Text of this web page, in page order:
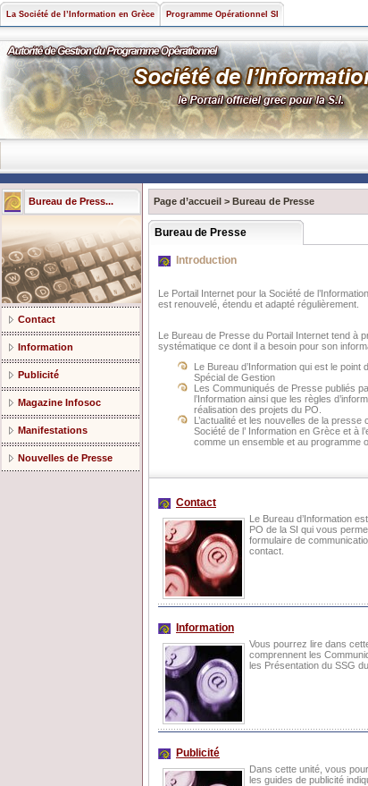
La Société de l’Information en Grèce Programme Opérationnel SI
Bureau de Press...
Contact
Information
Publicité
Magazine Infosoc
Manifestations
Nouvelles de Presse
Page d’accueil > Bureau de Presse
Bureau de Presse
Introduction
Le Portail Internet pour la Société de
est renouvelé, étendu et adapté régulièrement.
Le Bureau de Presse du Portail Internet tend à
systématique ce dont il a besoin pour son
Le Bureau d’Information qui est le
Spécial de Gestion
Les Communiqués de Presse publiés
l’Information ainsi que les règles
réalisation des projets du PO.
L’actualité et les nouvelles de la
Société de l’ Information en Grèce et à
comme un ensemble et au programme
Contact
Le Bureau d’Information
PO de la SI qui vous
formulaire de
contact.
Information
Vous pourrez lire dans
comprennent les
les Présentation du SSG du
Publicité
Dans cette unité, vous
les guides de publicité